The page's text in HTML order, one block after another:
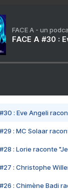
FACE A - un
FACE A #30 :
#30 : Eve Angeli
#29 : MC Solaar
#28 : Lorie raconte
#27 : Christophe
#26 : Chimène Badi